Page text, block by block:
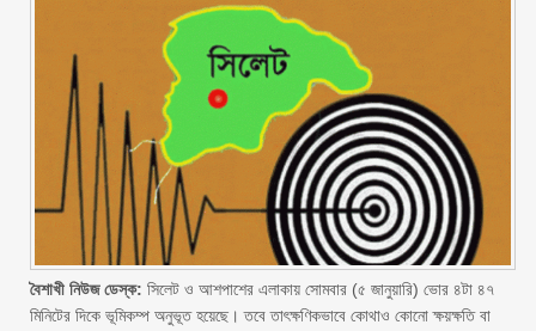
বৈশাখী নিউজ ডেস্ক: সিলেট ও আশপাশের এলাকায় সোমবার (৫ জানুয়ারি) ভোর ৪টা ৪৭
মিনিটের দিকে ভূমিকম্প অনুভূত হয়েছে। তবে তাৎক্ষণিকভাবে কোথাও কোনো ক্ষয়ক্ষতি বা